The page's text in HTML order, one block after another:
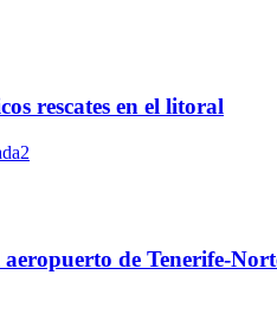
rescates en el litoral
de Tenerife-